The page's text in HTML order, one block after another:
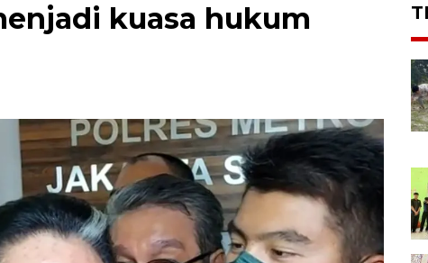
kuasa hukum